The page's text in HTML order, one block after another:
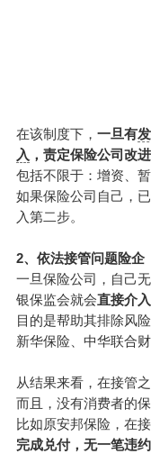
在该制度下， 一旦有
入 ，责定保险公司改进
包括不限于：增资、
如果保险公司自己，
入第二步。
2、依法接管问题险企
一旦保险公司，自己
银保监会就会直接介
目的是帮助其排除风
新华保险、中华联合
从结果来看，在接管
而且，没有消费者的
比如原安邦保险，在
完成兑付，无一笔违约